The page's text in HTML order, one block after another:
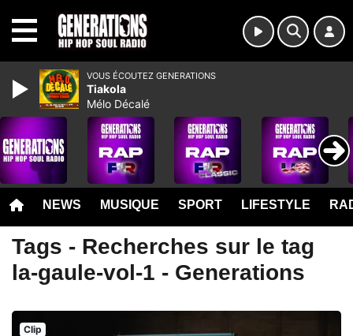
NEWS MUSIQUE SPORT LIFESTYLE
Tags - Recherches sur le tag
la-gaule-vol-1 - Generations
Clip
VOUS ÉCOUTEZ GENERATIONS
Tiakola
Mélo Décalé